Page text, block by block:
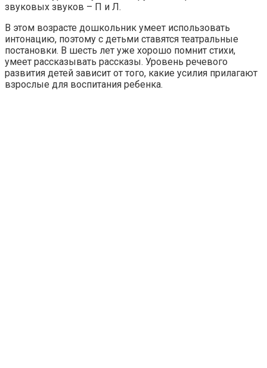
звуковых звуков – П и Л.
В этом возрасте дошкольник умеет использовать
интонацию, поэтому с детьми ставятся театральные
постановки. В шесть лет уже хорошо помнит стихи,
умеет рассказывать рассказы. Уровень речевого
развития детей зависит от того, какие усилия прилагают
взрослые для воспитания ребенка.